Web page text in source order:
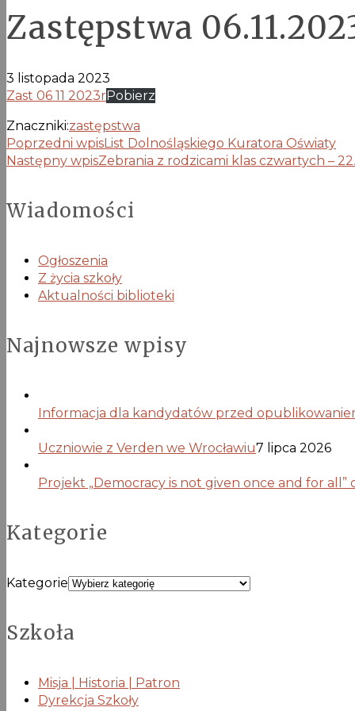
Zastępstwa
3 listopada 2023
Zast 06 11 2023rPobierz
Znaczniki:zastępstwa
Poprzedni wpisList Dolnośląskiego Kuratora Oświaty
Następny wpisZebrania z rodzicami klas czwartych –
Wiadomości
Ogłoszenia
Z życia szkoły
Aktualności biblioteki
Najnowsze wpisy
Informacja dla kandydatów przed
Uczniowie z Verden we Wrocławiu7 lipca 2026
Projekt „Democracy is not given once and for all”
Kategorie
Kategorie
Szkoła
Misja | Historia | Patron
Dyrekcja Szkoły